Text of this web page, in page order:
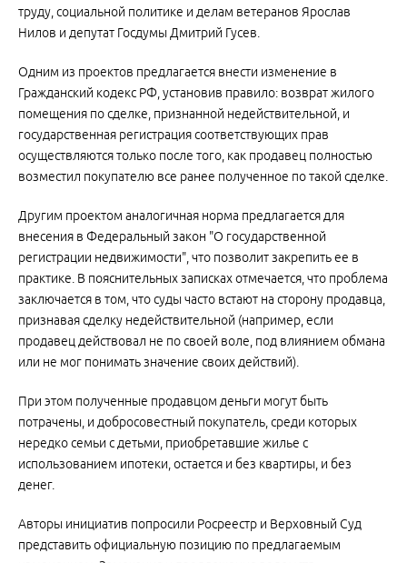
труду, социальной политике и делам ветеранов Ярослав
Нилов и депутат Госдумы Дмитрий Гусев.
Одним из проектов предлагается внести изменение в
Гражданский кодекс РФ, установив правило: возврат жилого
помещения по сделке, признанной недействительной, и
государственная регистрация соответствующих прав
осуществляются только после того, как продавец полностью
возместил покупателю все ранее полученное по такой сделке.
Другим проектом аналогичная норма предлагается для
внесения в Федеральный закон "О государственной
регистрации недвижимости", что позволит закрепить ее в
практике. В пояснительных записках отмечается, что проблема
заключается в том, что суды часто встают на сторону продавца,
признавая сделку недействительной (например, если
продавец действовал не по своей воле, под влиянием обмана
или не мог понимать значение своих действий).
При этом полученные продавцом деньги могут быть
потрачены, и добросовестный покупатель, среди которых
нередко семьи с детьми, приобретавшие жилье с
использованием ипотеки, остается и без квартиры, и без
денег.
Авторы инициатив попросили Росреестр и Верховный Суд
представить официальную позицию по предлагаемым